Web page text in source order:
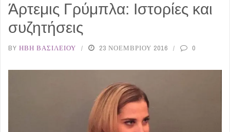
Άρτεμις Γρύμπλα: Ιστορίες και
συζητήσεις
BY ΉΒΗ ΒΑΣΙΛΕΊΟΥ 23 ΝΟΕΜΒΡΊΟΥ 2016 0